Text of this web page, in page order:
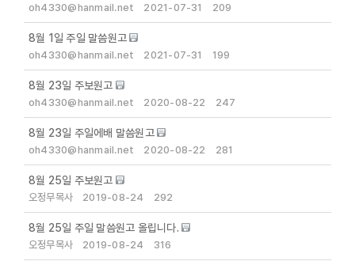
oh4330@hanmail.net 2021-07-31 209
8월 1일 주일 말씀원고
oh4330@hanmail.net 2021-07-31 199
8월 23일 주보원고
oh4330@hanmail.net 2020-08-22 247
8월 23일 주일에배 말씀원고
oh4330@hanmail.net 2020-08-22 281
8월 25일 주보원고
오정무목사 2019-08-24 292
8월 25일 주일 말씀원고 올립니다.
오정무목사 2019-08-24 316